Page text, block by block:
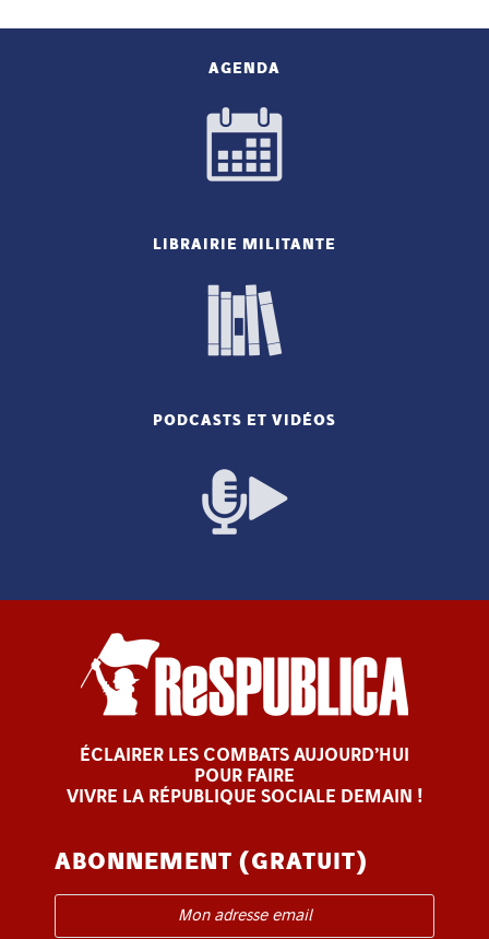
AGENDA
LIBRAIRIE MILITANTE
PODCASTS ET VIDÉOS
ÉCLAIRER LES COMBATS AUJOURD’HUI
POUR FAIRE
VIVRE LA RÉPUBLIQUE SOCIALE DEMAIN !
ABONNEMENT (GRATUIT)